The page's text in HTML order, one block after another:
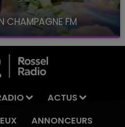
CHAMPAGNE FM
FM, à 8H10
ACTUS
ANNONCEURS